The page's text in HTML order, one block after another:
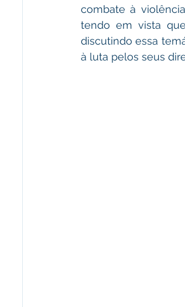
combate à
tendo em vista
discutindo essa
à luta pelos seus